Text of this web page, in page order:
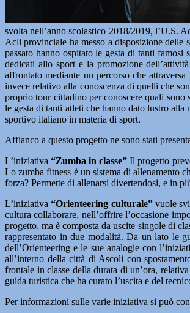
svolta nell’anno scolastico 2018/2019, l’U.S.
Acli provinciale ha messo a disposizione
passato hanno ospitato le gesta di tanti
dedicati allo sport e la promozione
affrontato mediante un percorso che
invece relativo alla conoscenza di quelli che
proprio tour cittadino per conoscere quali sono
le gesta di tanti atleti che hanno dato lustro
sportivo italiano in materia di sport.
Affianco a questo progetto ne sono stati
L’iniziativa“Zumba in classe” Il progetto
Lo zumba fitness è un sistema di allenamento
forza? Permette di allenarsi divertendosi, e in
L’iniziativa“Orienteering culturale”vuole
cultura collaborare, nell’offrire l’occasione
progetto, ma è composta da uscite singole di
rappresentato in due modalità. Da un lato le
dell’Orienteering e le sue analogie con
all’interno della città di Ascoli con
frontale in classe della durata di un’ora,
guida turistica che ha curato l’uscita e del
Per informazioni sulle varie iniziativa si può